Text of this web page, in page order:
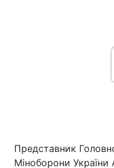
Представник
Міноборони